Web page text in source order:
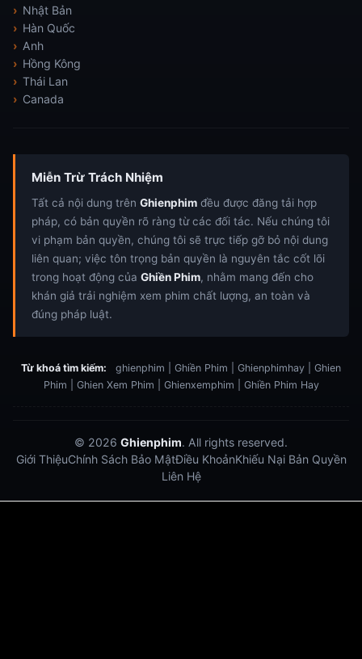
Nhật Bản
Hàn Quốc
Anh
Hồng Kông
Thái Lan
Canada
Miễn Trừ Trách Nhiệm
Tất cả nội dung trên Ghienphim đều được đăng tải hợp
pháp, có bản quyền rõ ràng từ các đối tác. Nếu chúng tôi
vi phạm bản quyền, chúng tôi sẽ trực tiếp gỡ bỏ nội dung
liên quan; việc tôn trọng bản quyền là nguyên tắc cốt lõi
trong hoạt động của Ghiền Phim, nhằm mang đến cho
khán giả trải nghiệm xem phim chất lượng, an toàn và
đúng pháp luật.
Từ khoá tìm kiếm:
ghienphim | Ghiền Phim | Ghienphimhay | Ghien
Phim | Ghien Xem Phim | Ghienxemphim | Ghiền Phim Hay
© 2026 Ghienphim. All rights reserved.
Giới ThiệuChính Sách Bảo MậtĐiều KhoảnKhiếu Nại Bản Quyền
Liên Hệ